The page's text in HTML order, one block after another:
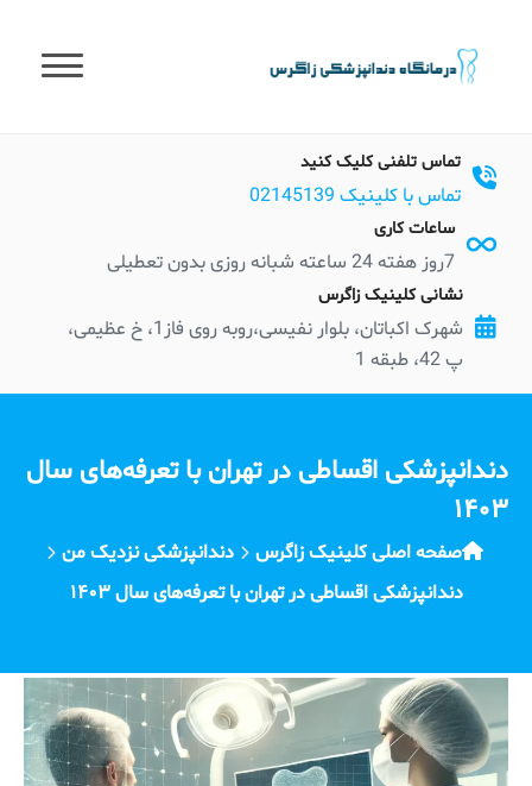
content
تماس تلفنی کلیک کنید
تماس با کلینیک 02145139
ساعات کاری
7روز هفته 24 ساعته شبانه روزی بدون تعطیلی
نشانی کلینیک زاگرس
شهرک اکباتان، بلوار نفیسی،روبه روی فاز1، خ عظیمی،
پ 42، طبقه 1
دندانپزشکی اقساطی در تهران با تعرفه‌های سال
۱۴۰۳
صفحه اصلی کلینیک زاگرس
دندانپزشکی نزدیک من
دندانپزشکی اقساطی در تهران با تعرفه‌های سال ۱۴۰۳